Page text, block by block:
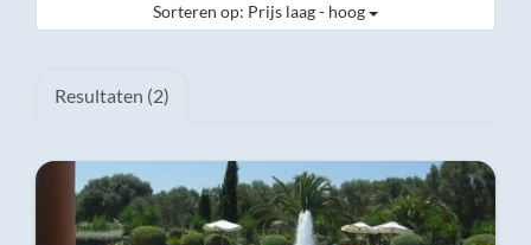
Sorteren op: Prijs laag - hoog
Resultaten (2)